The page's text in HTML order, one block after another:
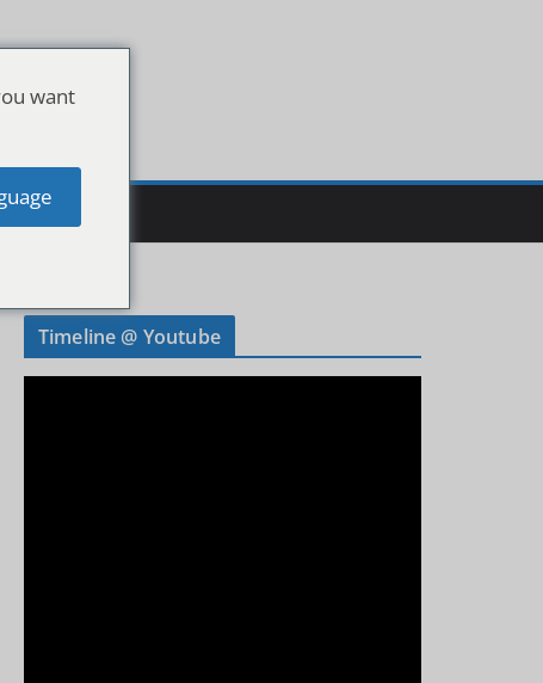
Timeline @ Youtube
want